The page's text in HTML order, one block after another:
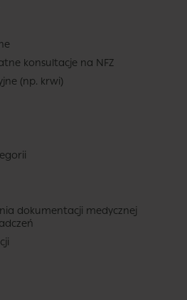
konsultacje na NFZ
(np. krwi)
dokumentacji medycznej